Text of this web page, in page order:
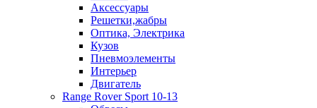
Аксессуары
Решетки,жабры
Оптика, Электрика
Кузов
Пневмоэлементы
Интерьер
Двигатель
Range Rover Sport 10-13